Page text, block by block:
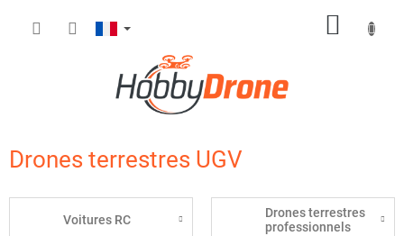
Drones terrestres UGV
Voitures RC
Drones terrestres
professionnels